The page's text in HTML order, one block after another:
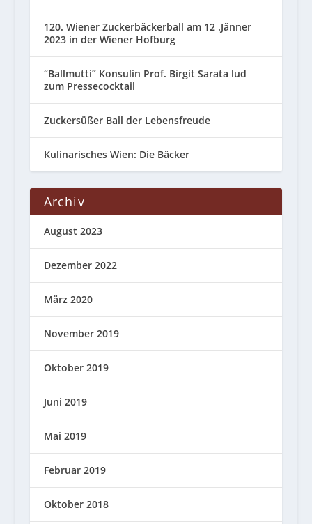
120. Wiener Zuckerbäckerball am 12 .Jänner
2023 in der Wiener Hofburg
“Ballmutti” Konsulin Prof. Birgit Sarata lud
zum Pressecocktail
Zuckersüßer Ball der Lebensfreude
Kulinarisches Wien: Die Bäcker
Archiv
August 2023
Dezember 2022
März 2020
November 2019
Oktober 2019
Juni 2019
Mai 2019
Februar 2019
Oktober 2018